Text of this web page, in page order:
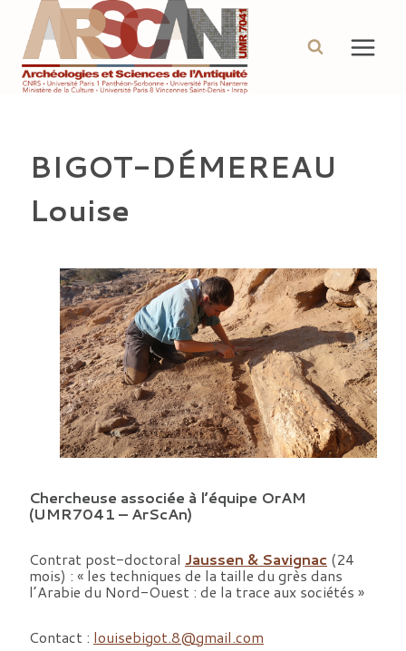
contenu
BIGOT-DÉMEREAU
Louise
Chercheuse associée à l’équipe OrAM
(UMR7041 – ArScAn)
Contrat post-doctoral Jaussen & Savignac (24
mois) : « les techniques de la taille du grès dans
l’Arabie du Nord-Ouest : de la trace aux sociétés »
Contact : louisebigot.8@gmail.com